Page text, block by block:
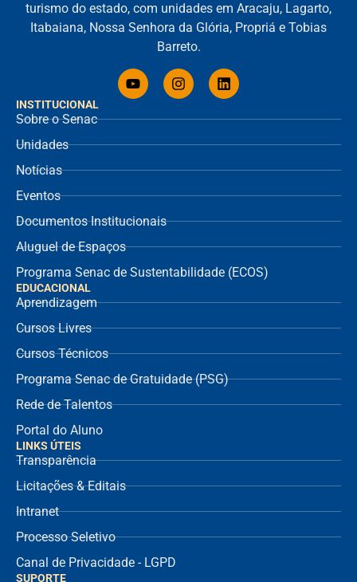
INSTITUCIONAL
Sobre o Senac
Unidades
Notícias
Eventos
Documentos Institucionais
Aluguel de Espaços
Programa Senac de Sustentabilidade (ECOS)
EDUCACIONAL
Aprendizagem
Cursos Livres
Cursos Técnicos
Programa Senac de Gratuidade (PSG)
Rede de Talentos
Portal do Aluno
turismo do estado, com unidades em Aracaju, Lagarto,
Itabaiana, Nossa Senhora da Glória, Propriá e Tobias
Barreto.
LINKS ÚTEIS
Transparência
Licitações & Editais
Intranet
Processo Seletivo
Canal de Privacidade - LGPD
SUPORTE